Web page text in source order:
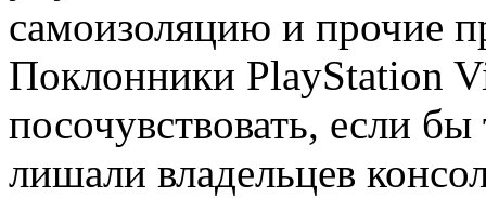
самоизоляцию и прочие
Поклонники PlayStation
посочувствовать, если
лишали владельцев